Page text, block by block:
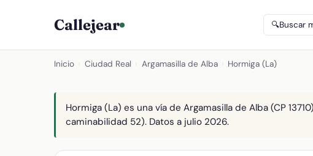
Callejear 🔍Buscar
Inicio Ciudad Real Argamasilla de Alba Hormiga (La)
Hormiga (La) es una vía de Argamasilla de Alba (CP
caminabilidad 52). Datos a julio 2026.